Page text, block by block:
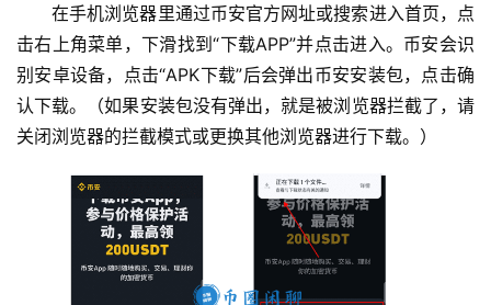
币
种
新
闻
在手机浏览器里通过币安官方网址或搜索进入首页，点
击右上角菜单，下滑找到“下载APP”并点击进入。币安会识
别安卓设备，点击“APK下载”后会弹出币安安装包，点击确
认下载。（如果安装包没有弹出，就是被浏览器拦截了，请
关闭浏览器的拦截模式或更换其他浏览器进行下载。）